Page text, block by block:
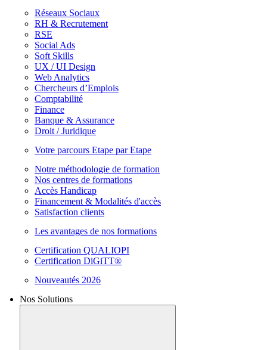
Réseaux Sociaux
RH & Recrutement
RSE
Social Ads
Soft Skills
UX / UI Design
Web Analytics
Chercheurs d’Emplois
Comptabilité
Finance
Banque & Assurance
Droit / Juridique
Votre parcours Etape par Etape
Notre méthodologie de formation
Nos centres de formations
Accès Handicap
Financement & Modalités d'accès
Satisfaction clients
Les avantages de nos formations
Certification QUALIOPI
Certification DiGiTT®
Nouveautés 2026
Nos Solutions